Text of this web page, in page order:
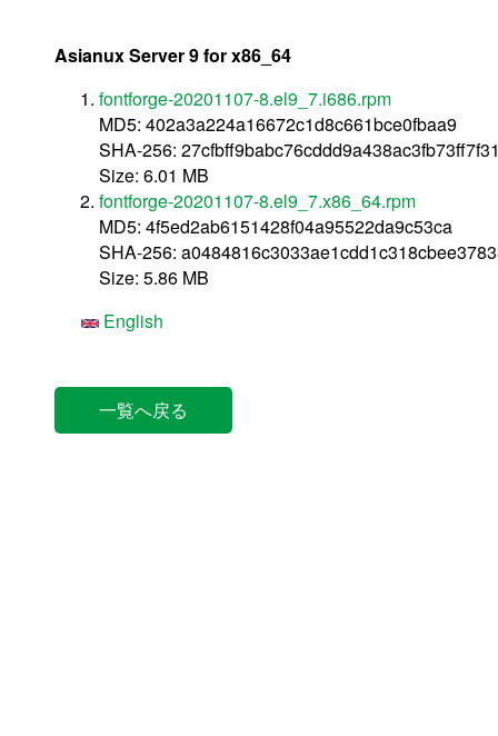
Asianux Server 9 for x86_64
fontforge-20201107-8.el9_7.i686.rpm
MD5: 402a3a224a16672c1d8c661bce0fbaa9
SHA-256:
Size: 6.01 MB
fontforge-20201107-8.el9_7.x86_64.rpm
MD5: 4f5ed2ab6151428f04a95522da9c53ca
SHA-256:
Size: 5.86 MB
English
一覧へ戻る